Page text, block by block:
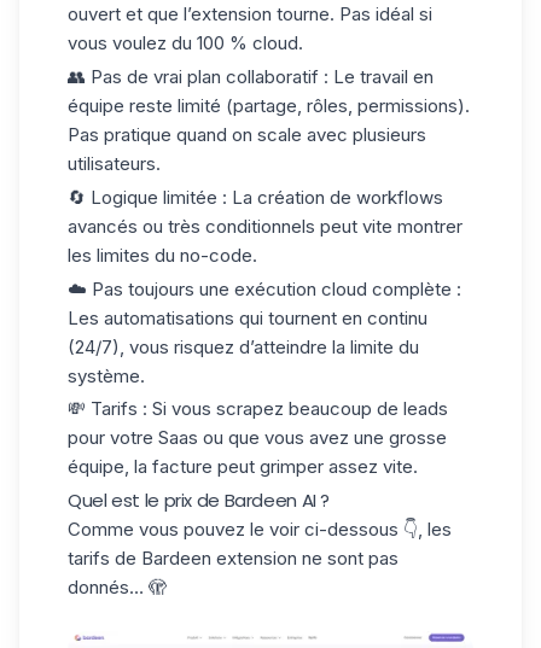
ouvert et que l’extension tourne. Pas idéal si
vous voulez du 100 % cloud.
👥 Pas de vrai plan collaboratif : Le travail en
équipe reste limité (partage, rôles, permissions).
Pas pratique quand on scale avec plusieurs
utilisateurs.
🔄 Logique limitée : La création de workflows
avancés ou très conditionnels peut vite montrer
les limites du no-code.
☁️ Pas toujours une exécution cloud complète :
Les automatisations qui tournent en continu
(24/7), vous risquez d’atteindre la limite du
système.
💸 Tarifs : Si vous scrapez beaucoup de leads
pour votre Saas ou que vous avez une grosse
équipe, la facture peut grimper assez vite.
Quel est le prix de Bardeen AI ?
Comme vous pouvez le voir ci-dessous 👇, les
tarifs de Bardeen extension ne sont pas
donnés… 🫣